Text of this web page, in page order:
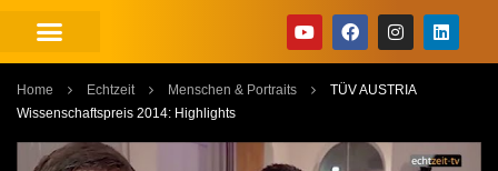
Home Echtzeit Menschen & Portraits
TÜV AUSTRIA
Wissenschaftspreis 2014: Highlights